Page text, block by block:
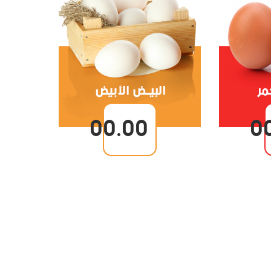
00.00